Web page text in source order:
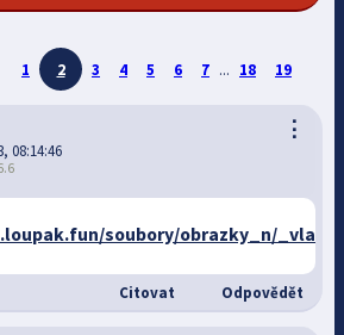
1 2 3 4 5 6 7 ... 18 19
⋮
08:14:46
soubory/obrazky_n/
Citovat Odpovědět